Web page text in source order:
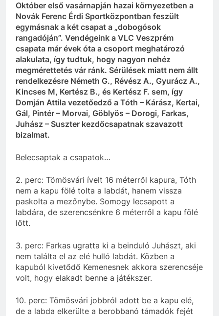
Október első vasárnapján hazai környezetben a
Novák Ferenc Érdi Sportközpontban feszült
egymásnak a két csapat a „dobogósok
rangadóján”. Vendégeink a VLC Veszprém
csapata már évek óta a csoport meghatározó
alakulata, így tudtuk, hogy nagyon nehéz
megmérettetés vár ránk. Sérülések miatt nem állt
rendelkezésre Németh G., Révész A., Gyurácz A.,
Kincses M, Kertész B., és Kertész F. sem, így
Domján Attila vezetőedző a Tóth – Kárász, Kertai,
Gál, Pintér – Morvai, Göblyös – Dorogi, Farkas,
Juhász – Suszter kezdőcsapatnak szavazott
bizalmat.
Belecsaptak a csapatok…
2. perc: Tömösvári ívelt 16 méterről kapura, Tóth
nem a kapu fölé tolta a labdát, hanem vissza
paskolta a mezőnybe. Somogy lecsapott a
labdára, de szerencsénkre 6 méterről a kapu fölé
lőtt.
3. perc: Farkas ugratta ki a beinduló Juhászt, aki
nem találta el az elé hulló labdát. Közben a
kapuból kivetődő Kemenesnek akkora szerencséje
volt, hogy elakadt benne a játékszer.
10. perc: Tömösvári jobbról adott be a kapu elé,
de a labda elkerülte a berobbanó támadók fejét